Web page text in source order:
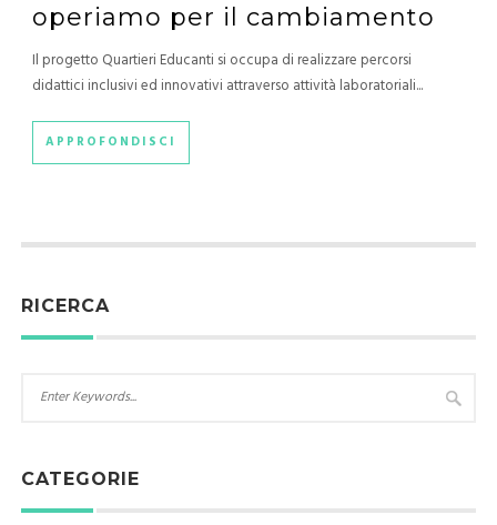
operiamo per il cambiamento
Il progetto Quartieri Educanti si occupa di realizzare percorsi
didattici inclusivi ed innovativi attraverso attività laboratoriali...
APPROFONDISCI
RICERCA
CATEGORIE